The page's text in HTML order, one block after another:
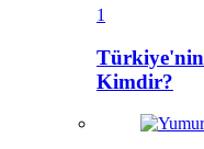
1
Kimdir?